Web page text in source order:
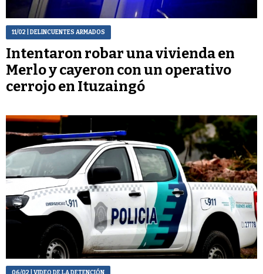
11/02 | DELINCUENTES ARMADOS
Intentaron robar una vivienda en
Merlo y cayeron con un operativo
cerrojo en Ituzaingó